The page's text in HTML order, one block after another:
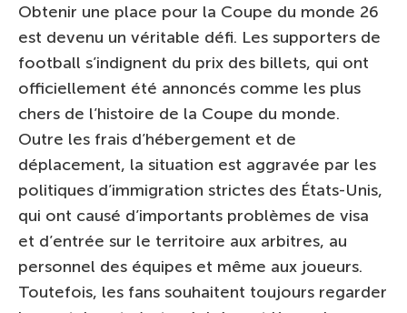
Obtenir une place pour la Coupe du monde 26
est devenu un véritable défi. Les supporters de
football s’indignent du prix des billets, qui ont
officiellement été annoncés comme les plus
chers de l’histoire de la Coupe du monde.
Outre les frais d’hébergement et de
déplacement, la situation est aggravée par les
politiques d’immigration strictes des États-Unis,
qui ont causé d’importants problèmes de visa
et d’entrée sur le territoire aux arbitres, au
personnel des équipes et même aux joueurs.
Toutefois, les fans souhaitent toujours regarder